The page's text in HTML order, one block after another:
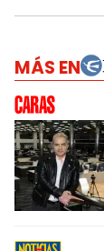
MÁS EN